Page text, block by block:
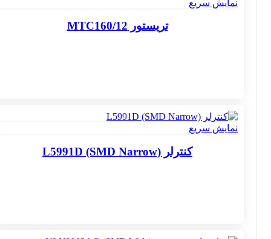
نمایش سریع
تریستور MTC160/12
نمایش سریع
کنترلر L5991D (SMD Narrow)